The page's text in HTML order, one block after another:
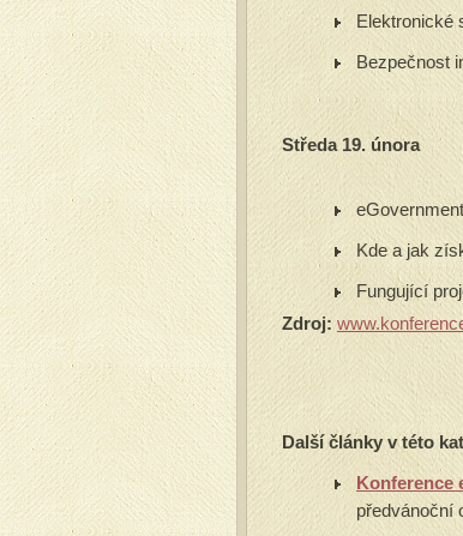
Elektronické
Bezpečnost
Středa 19. února
Kde a jak
Fungující
Zdroj:
Další články v této
Konference
předvánoční